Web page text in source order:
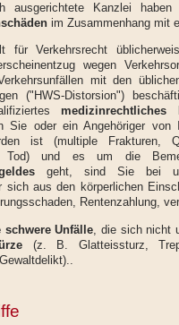
ausgerichtete Kanzlei
im Zusammenhang mit
für Verkehrsrecht
wegen
mit den
("HWS-Distorsion")
medizinrechtliches
Sie oder ein Angehöriger von
ist (multiple Frakturen,
und es um die
geht, sind Sie bei
sich aus den körperlichen
Rentenzahlung,
schwere Unfälle , die sich nicht
(z. B. Glatteissturz,